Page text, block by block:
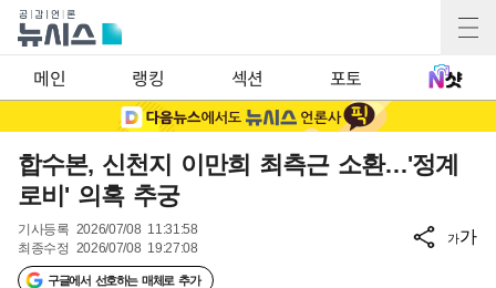
메인 랭킹 섹션 포토
합수본, 신천지 이만희 최측근 소환…'정계
로비' 의혹 추궁
기사등록 2026/07/08 11:31:58
최종수정 2026/07/08 19:27:08
구글에서 선호하는 매체로 추가
가가